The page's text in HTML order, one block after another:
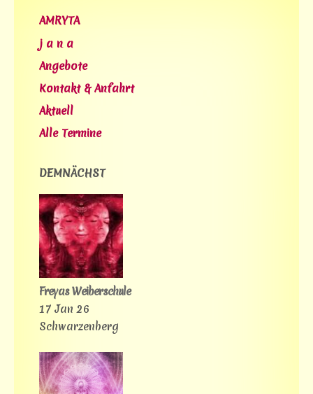
AMRYTA
j a n a
Angebote
Kontakt & Anfahrt
Aktuell
Alle Termine
DEMNÄCHST
Freyas Weiberschule
17 Jan 26
Schwarzenberg